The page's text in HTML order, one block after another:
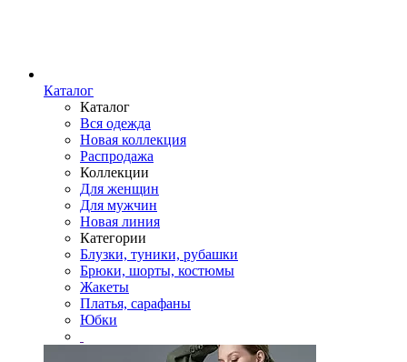
Каталог
Каталог
Вся одежда
Новая коллекция
Распродажа
Коллекции
Для женщин
Для мужчин
Новая линия
Категории
Блузки, туники, рубашки
Брюки, шорты, костюмы
Жакеты
Платья, сарафаны
Юбки